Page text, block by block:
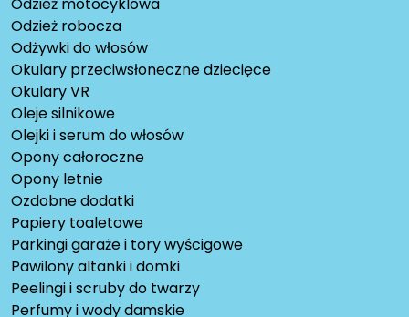
Odzież motocyklowa
Odzież robocza
Odżywki do włosów
Okulary przeciwsłoneczne dziecięce
Okulary VR
Oleje silnikowe
Olejki i serum do włosów
Opony całoroczne
Opony letnie
Ozdobne dodatki
Papiery toaletowe
Parkingi garaże i tory wyścigowe
Pawilony altanki i domki
Peelingi i scruby do twarzy
Perfumy i wody damskie